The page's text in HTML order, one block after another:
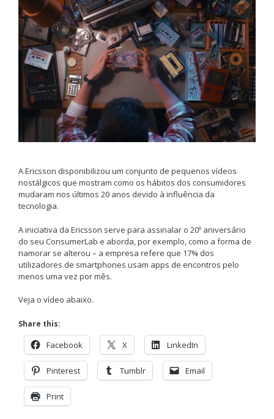
A Ericsson disponibilizou um conjunto de pequenos vídeos
nostálgicos que mostram como os hábitos dos consumidores
mudaram nos últimos 20 anos devido à influência da
tecnologia.
A iniciativa da Ericsson serve para assinalar o 20º aniversário
do seu ConsumerLab e aborda, por exemplo, como a forma de
namorar se alterou – a empresa refere que 17% dos
utilizadores de smartphones usam apps de encontros pelo
menos uma vez por mês.
Veja o vídeo abaixo.
Share this:
Facebook X LinkedIn
Pinterest Tumblr Email
Print